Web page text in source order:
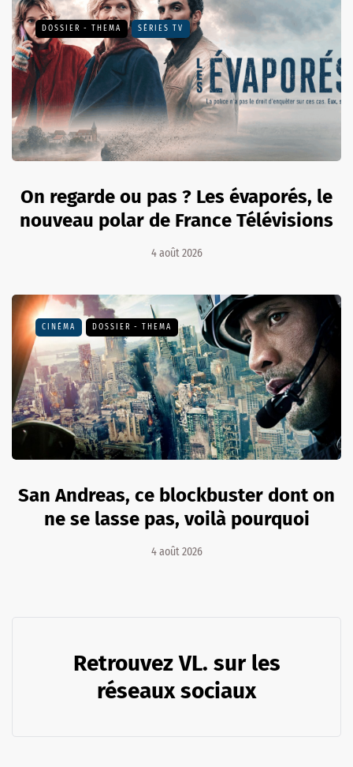
DOSSIER - THEMA SÉRIES TV
On regarde ou pas ? Les évaporés, le
nouveau polar de France Télévisions
4 août 2026
CINÉMA DOSSIER - THEMA
San Andreas, ce blockbuster dont on
ne se lasse pas, voilà pourquoi
4 août 2026
Retrouvez VL. sur les
réseaux sociaux